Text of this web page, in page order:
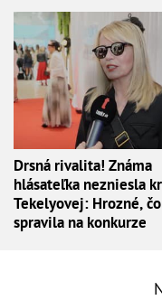
Drsná rivalita! Známa
hlásateľka nezniesla
Tekelyovej: Hrozné,
spravila na konkurze